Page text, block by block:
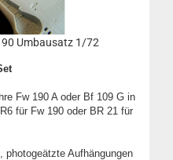
Umbausatz 1/72
Fw 190 A oder Bf 109 G in
für Fw 190 oder BR 21 für
photogeätzte Aufhängungen